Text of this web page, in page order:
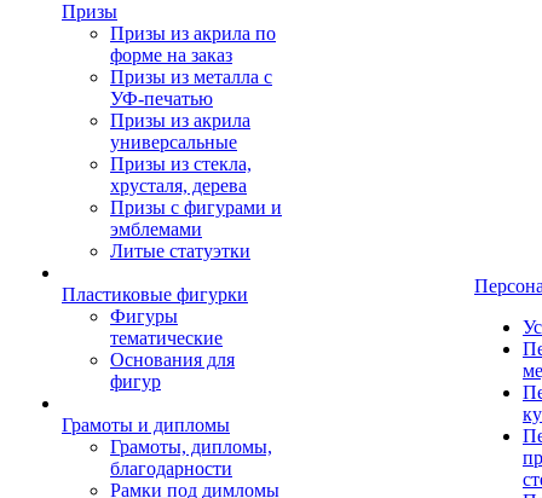
Призы
Призы из акрила по
форме на заказ
Призы из металла с
УФ-печатью
Призы из акрила
универсальные
Призы из стекла,
хрусталя, дерева
Призы с фигурами и
эмблемами
Литые статуэтки
Пластиковые фигурки
Фигуры
тематические
Основания для
фигур
Грамоты и дипломы
Грамоты, дипломы,
благодарности
Рамки под димломы